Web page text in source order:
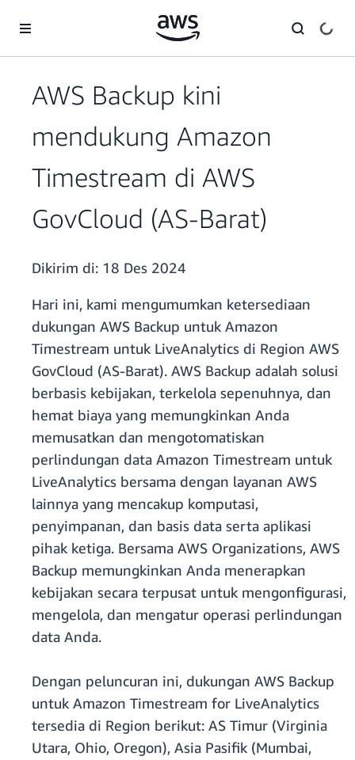
AWS Backup kini
mendukung Amazon
Timestream di AWS
GovCloud (AS-Barat)
Dikirim di: 18 Des 2024
Hari ini, kami mengumumkan ketersediaan
dukungan AWS Backup untuk Amazon
Timestream untuk LiveAnalytics di Region AWS
GovCloud (AS-Barat). AWS Backup adalah solusi
berbasis kebijakan, terkelola sepenuhnya, dan
hemat biaya yang memungkinkan Anda
memusatkan dan mengotomatiskan
perlindungan data Amazon Timestream untuk
LiveAnalytics bersama dengan layanan AWS
lainnya yang mencakup komputasi,
penyimpanan, dan basis data serta aplikasi
pihak ketiga. Bersama AWS Organizations, AWS
Backup memungkinkan Anda menerapkan
kebijakan secara terpusat untuk mengonfigurasi,
mengelola, dan mengatur operasi perlindungan
data Anda.
Dengan peluncuran ini, dukungan AWS Backup
untuk Amazon Timestream for LiveAnalytics
tersedia di Region berikut: AS Timur (Virginia
Utara, Ohio, Oregon), Asia Pasifik (Mumbai,